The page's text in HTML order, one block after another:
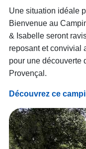
Une situation idéale
Bienvenue au
& Isabelle seront
reposant et convivial
pour une découverte
Provençal.
Découvrez ce